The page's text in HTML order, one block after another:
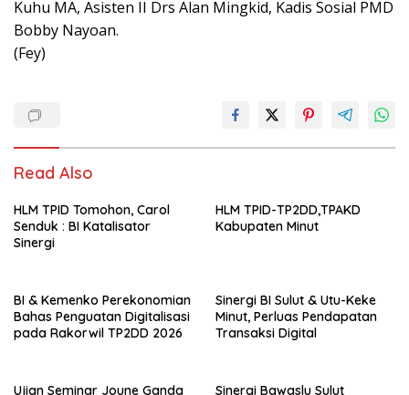
Kuhu MA, Asisten II Drs Alan Mingkid, Kadis Sosial PMD
Bobby Nayoan.
(Fey)
Read Also
HLM TPID Tomohon, Carol
Senduk : BI Katalisator
Sinergi
HLM TPID-TP2DD,TPAKD
Kabupaten Minut
BI & Kemenko Perekonomian
Bahas Penguatan Digitalisasi
pada Rakorwil TP2DD 2026
Sinergi BI Sulut & Utu-Keke
Minut, Perluas Pendapatan
Transaksi Digital
Ujian Seminar Joune Ganda
Sinergi Bawaslu Sulut